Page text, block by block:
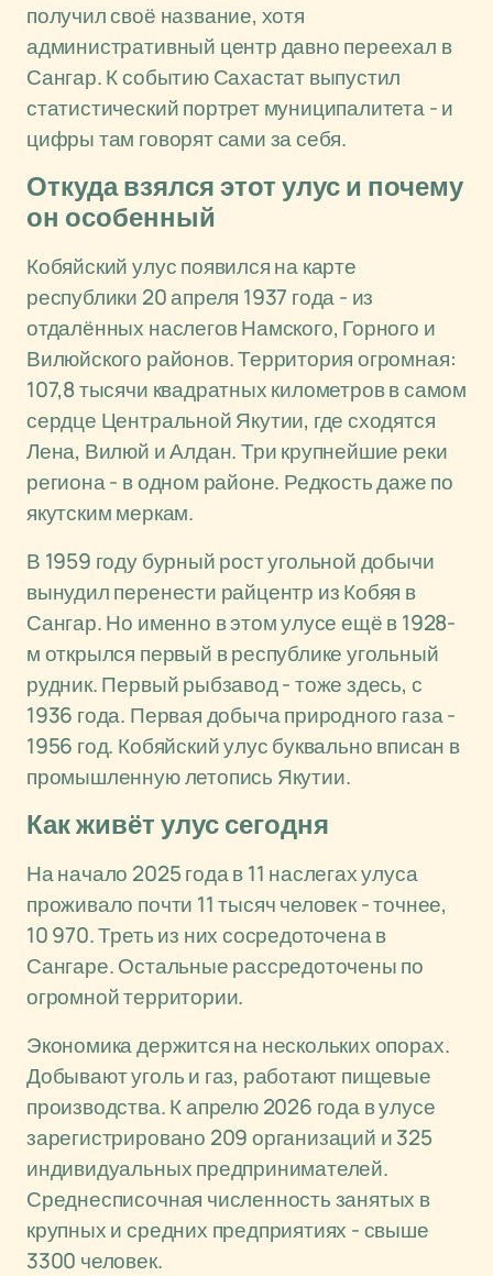
получил своё название, хотя
административный центр давно переехал в
Сангар. К событию Сахастат выпустил
статистический портрет муниципалитета - и
цифры там говорят сами за себя.
Откуда взялся этот улус и почему
он особенный
Кобяйский улус появился на карте
республики 20 апреля 1937 года - из
отдалённых наслегов Намского, Горного и
Вилюйского районов. Территория огромная:
107,8 тысячи квадратных километров в самом
сердце Центральной Якутии, где сходятся
Лена, Вилюй и Алдан. Три крупнейшие реки
региона - в одном районе. Редкость даже по
якутским меркам.
В 1959 году бурный рост угольной добычи
вынудил перенести райцентр из Кобяя в
Сангар. Но именно в этом улусе ещё в 1928-
м открылся первый в республике угольный
рудник. Первый рыбзавод - тоже здесь, с
1936 года. Первая добыча природного газа -
1956 год. Кобяйский улус буквально вписан в
промышленную летопись Якутии.
Как живёт улус сегодня
На начало 2025 года в 11 наслегах улуса
проживало почти 11 тысяч человек - точнее,
10 970. Треть из них сосредоточена в
Сангаре. Остальные рассредоточены по
огромной территории.
Экономика держится на нескольких опорах.
Добывают уголь и газ, работают пищевые
производства. К апрелю 2026 года в улусе
зарегистрировано 209 организаций и 325
индивидуальных предпринимателей.
Среднесписочная численность занятых в
крупных и средних предприятиях - свыше
3300 человек.